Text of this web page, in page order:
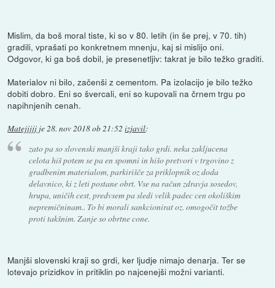
Mislim, da boš moral tiste, ki so v 80. letih (in še prej, v 70. tih)
gradili, vprašati po konkretnem mnenju, kaj si mislijo oni.
Odgovor, ki ga boš dobil, je presenetljiv: takrat je bilo težko graditi.
Materialov ni bilo, začenši z cementom. Pa izolacijo je bilo težko
dobiti dobro. Eni so švercali, eni so kupovali na črnem trgu po
napihnjenih cenah.
Matejjjjj je28. nov 2018 ob 21:52 izjavil:
zato pa so slovenski manjši kraji tako grdi. neka zakljucena
celota hiš potem se pa en spomni in hišo pretvori v trgovino z
gradbenim materialom, parkirišče za priklopnik oz doda
delavnico, ki z leti postane obrt. Vse na račun zdravja sosedov,
hrupa, uničih cest, predvsem pa sledi velik padec cen okoliškim
nepremičninam.. To bi morali sankcionirat oz. omogočit tožbe
proti takšnim. Zanje so obrtne cone.
Manjši slovenski kraji so grdi, ker ljudje nimajo denarja. Ter se
lotevajo prizidkov in pritiklin po najcenejši možni varianti.